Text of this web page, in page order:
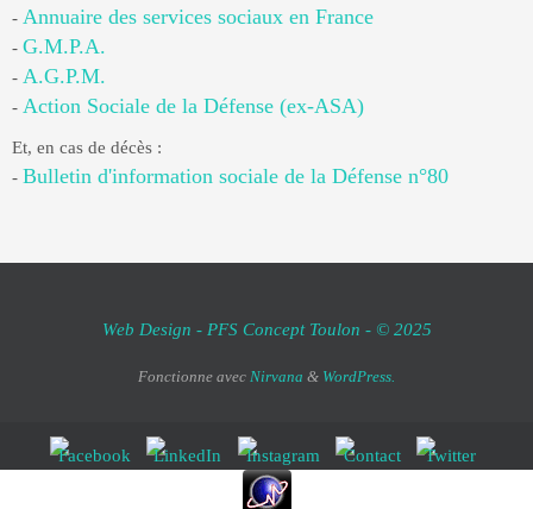
- Annuaire des services sociaux en France
- G.M.P.A.
- A.G.P.M.
- Action Sociale de la Défense (ex-ASA)
Et, en cas de décès :
- Bulletin d'information sociale de la Défense n°80
Web Design - PFS Concept Toulon - © 2025
Fonctionne avec Nirvana & WordPress.